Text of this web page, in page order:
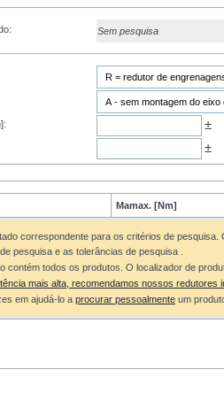
Sem pesquisa
±
±
Mamax. [Nm]
correspondente para os critérios de pesquisa.
pesquisa e as tolerâncias de pesquisa
contém todos os produtos. O localizador de
mais alta, recomendamos nossos redutores
em ajudá-lo a procurar pessoalmente um